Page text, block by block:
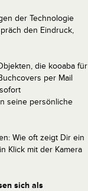
der Technologie
den Eindruck,
die kooaba für
per Mail
seine persönliche
Wie oft zeigt Dir ein
Klick mit der Kamera
sich als